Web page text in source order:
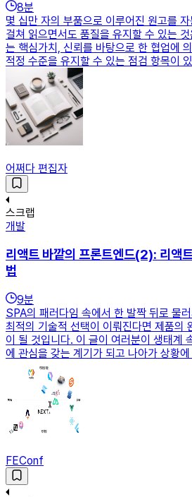
8분
몇 십만 자의 부품으로 이루어진 원고를
걸쳐 읽으면서도 품질을 유지할 수 있는
는 핵심가치, 신뢰를 바탕으로 한 협업에
적정 수준을 유지할 수 있는 점검 항목이
어쩌다 편집자
스크랩
개발
리액트 바깥의 프론트엔드(2): 리액
법
9분
SPA의 패러다임 속에서 한 발짝 뒤로 물
최적의 기술적 선택이 이뤄진다면 제품의
이 될 것입니다. 이 글이 여러분이 생태계
에 관심을 갖는 계기가 되고 나아가 상황
FEConf